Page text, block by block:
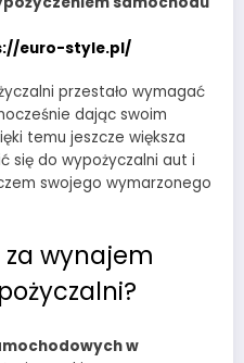
euro-style.pl/
przestało wymagać
dając swoim
temu jeszcze większa
się do wypożyczalni aut i
swojego wymarzonego
wynajem
w